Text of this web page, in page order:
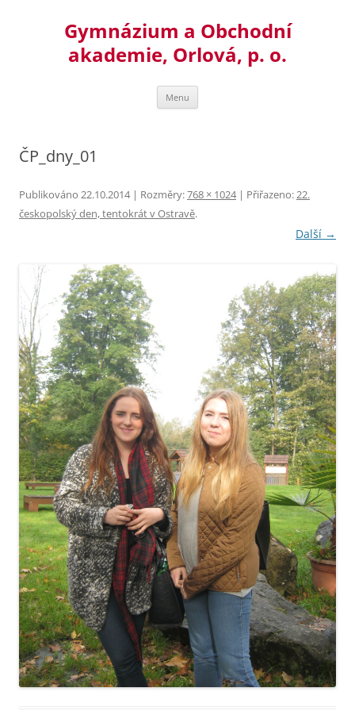
Gymnázium a Obchodní
akademie, Orlová, p. o.
Menu
ČP_dny_01
Publikováno 22.10.2014| Rozměry:768 × 1024| Přiřazeno:22.
českopolský den, tentokrát v Ostravě.
Další →